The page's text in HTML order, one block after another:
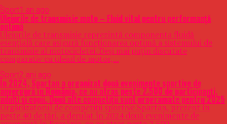
Sport1 an ago
Uleiurile de transmisie moto – Fluid vital pentru performanță
optimă
Uleiurile de transmisie reprezintă componenta fluidă
esențială care asigură funcționarea optimă a sistemului de
transmisie al motocicletei. Deși mai puțin discutate
comparativ cu uleiul de motor,...
Sport2 ani ago
În 2024, Spartan a organizat două evenimente sportive de
anvergură în România, ce au atras peste 2.500 de participanți,
adulți și copii. Două alte competiții sunt programate pentru 2025
Organizatorul de competiții sportive Spartan, prezent în
peste 40 de țări, a derulat în 2024 două evenimente de